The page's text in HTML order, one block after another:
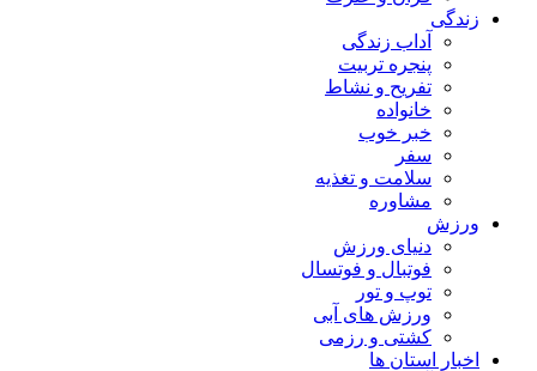
زندگی
آداب زندگی
پنجره تربیت
تفریح و نشاط
خانواده
خبر خوب
سفر
سلامت و تغذیه
مشاوره
ورزش
دنیای ورزش
فوتبال و فوتسال
توپ و تور
ورزش های آبی
کشتی و رزمی
اخبار استان ها